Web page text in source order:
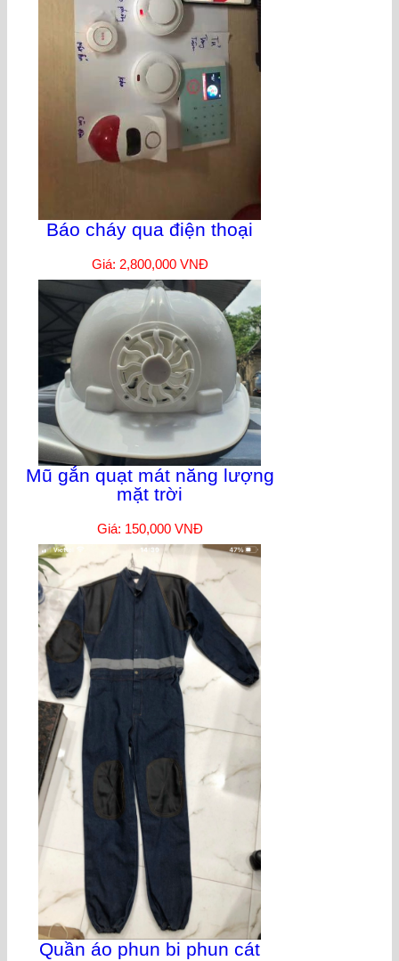
Báo cháy qua điện thoại
Giá: 2,800,000 VNĐ
Mũ gắn quạt mát năng lượng
mặt trời
Giá: 150,000 VNĐ
Quần áo phun bi phun cát